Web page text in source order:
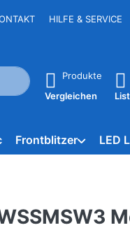
HILFE & SERVICE
Drücken
Produkte
Vergleichen
Frontblitzer LED